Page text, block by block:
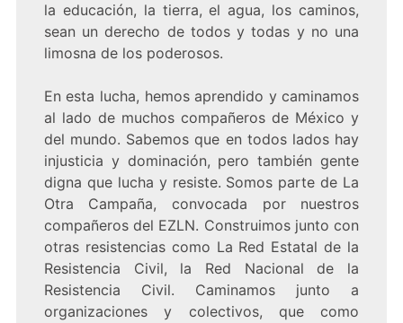
la educación, la tierra, el agua, los caminos,
sean un derecho de todos y todas y no una
limosna de los poderosos.
En esta lucha, hemos aprendido y caminamos
al lado de muchos compañeros de México y
del mundo. Sabemos que en todos lados hay
injusticia y dominación, pero también gente
digna que lucha y resiste. Somos parte de La
Otra Campaña, convocada por nuestros
compañeros del EZLN. Construimos junto con
otras resistencias como La Red Estatal de la
Resistencia Civil, la Red Nacional de la
Resistencia Civil. Caminamos junto a
organizaciones y colectivos, que como